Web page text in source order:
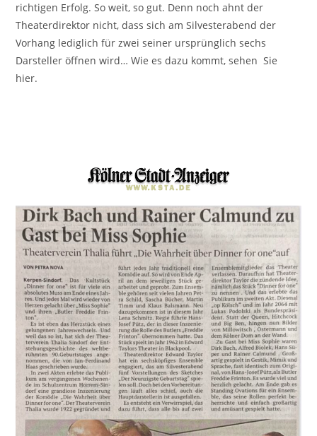
richtigen Erfolg. So weit, so gut. Denn noch ahnt der
Theaterdirektor nicht, dass sich am Silvesterabend der
Vorhang lediglich für zwei seiner ursprünglich sechs
Darsteller öffnen wird… Wie es dazu kommt, sehen Sie
hier.